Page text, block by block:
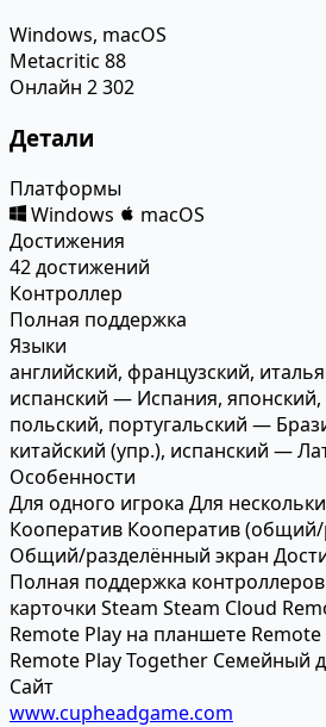
Windows, macOS
Metacritic 88
Онлайн 2 302
Детали
Платформы
Windows
macOS
Достижения
42 достижений
Контроллер
Полная поддержка
Языки
английский, французский,
испанский — Испания, японский,
польский, португальский —
китайский (упр.), испанский —
Особенности
Для одного игрока Для
Кооператив Кооператив
Общий/разделённый экран
Полная поддержка контроллеров
карточки Steam Steam Cloud
Remote Play на планшете Remote
Remote Play Together Семейный
Сайт
www.cupheadgame.com